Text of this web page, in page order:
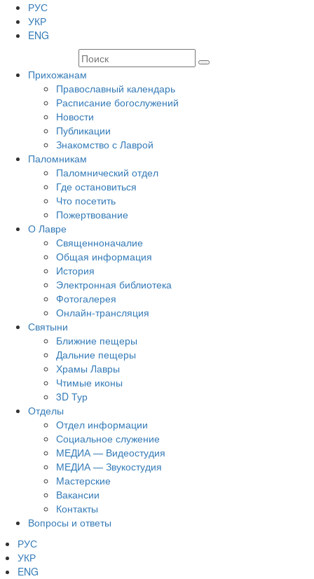
РУС
УКР
ENG
Прихожанам
Православный календарь
Расписание богослужений
Новости
Публикации
Знакомство с Лаврой
Паломникам
Паломнический отдел
Где остановиться
Что посетить
Пожертвование
О Лавре
Священноначалие
Общая информация
История
Электронная библиотека
Фотогалерея
Онлайн-трансляция
Святыни
Ближние пещеры
Дальние пещеры
Храмы Лавры
Чтимые иконы
3D Тур
Отделы
Отдел информации
Социальное служение
МЕДИА — Видеостудия
МЕДИА — Звукостудия
Мастерские
Вакансии
Контакты
Вопросы и ответы
РУС
УКР
ENG